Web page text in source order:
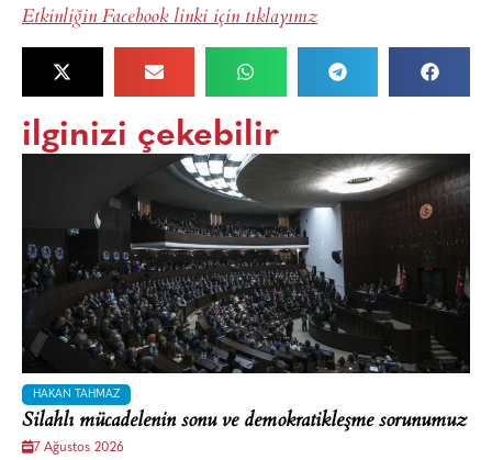
Etkinliğin Facebook linki için tıklayınız
ilginizi çekebilir
HAKAN TAHMAZ
Silahlı mücadelenin sonu ve demokratikleşme sorunumuz
7 Ağustos 2026